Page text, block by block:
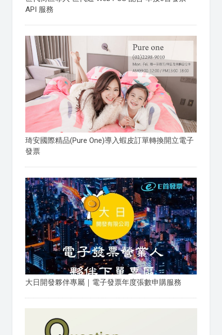
API 服務
琦安國際精品(Pure One)導入蝦皮訂單轉換開立電子
發票
大日開發夥伴專屬｜電子發票年度張數申購服務